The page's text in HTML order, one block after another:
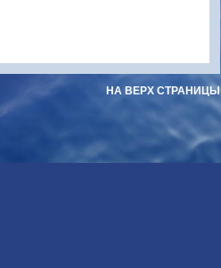
НА ВЕРХ СТРАНИЦЫ